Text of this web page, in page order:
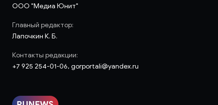
ООО "Медиа Юнит"
Главный редактор:
Лапочкин К. Б.
Контакты редакции:
+7 925 254-01-06, gorportali@yandex.ru